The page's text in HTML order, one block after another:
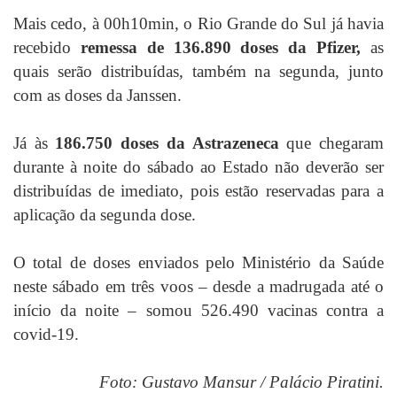
Mais cedo, à 00h10min, o Rio Grande do Sul já havia
recebido remessa de 136.890 dosesda Pfizer,as
quais serão distribuídas, também na segunda, junto
com as doses da Janssen.
Já às 186.750 doses da Astrazenecaque chegaram
durante à noite do sábado ao Estado não deverão ser
distribuídas de imediato, pois estão reservadas para a
aplicação da segunda dose.
O total de doses enviados pelo Ministério da Saúde
neste sábado em três voos – desde a madrugada até o
início da noite – somou 526.490 vacinas contra a
covid-19.
Foto: Gustavo Mansur / Palácio Piratini.